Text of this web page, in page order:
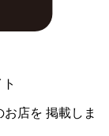
お店を 掲載しま